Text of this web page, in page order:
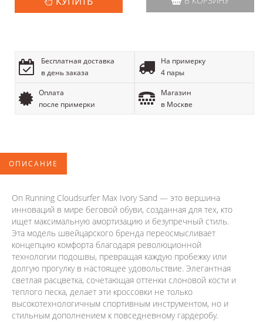
Бесплатная доставка
в день заказа
На примерку
4 пары
Оплата
после примерки
Магазин
в Москве
ОПИСАНИЕ
On Running Cloudsurfer Max Ivory Sand — это вершина
инноваций в мире беговой обуви, созданная для тех, кто
ищет максимальную амортизацию и безупречный стиль.
Эта модель швейцарского бренда переосмысливает
концепцию комфорта благодаря революционной
технологии подошвы, превращая каждую пробежку или
долгую прогулку в настоящее удовольствие. Элегантная
светлая расцветка, сочетающая оттенки слоновой кости и
теплого песка, делает эти кроссовки не только
высокотехнологичным спортивным инструментом, но и
стильным дополнением к повседневному гардеробу.